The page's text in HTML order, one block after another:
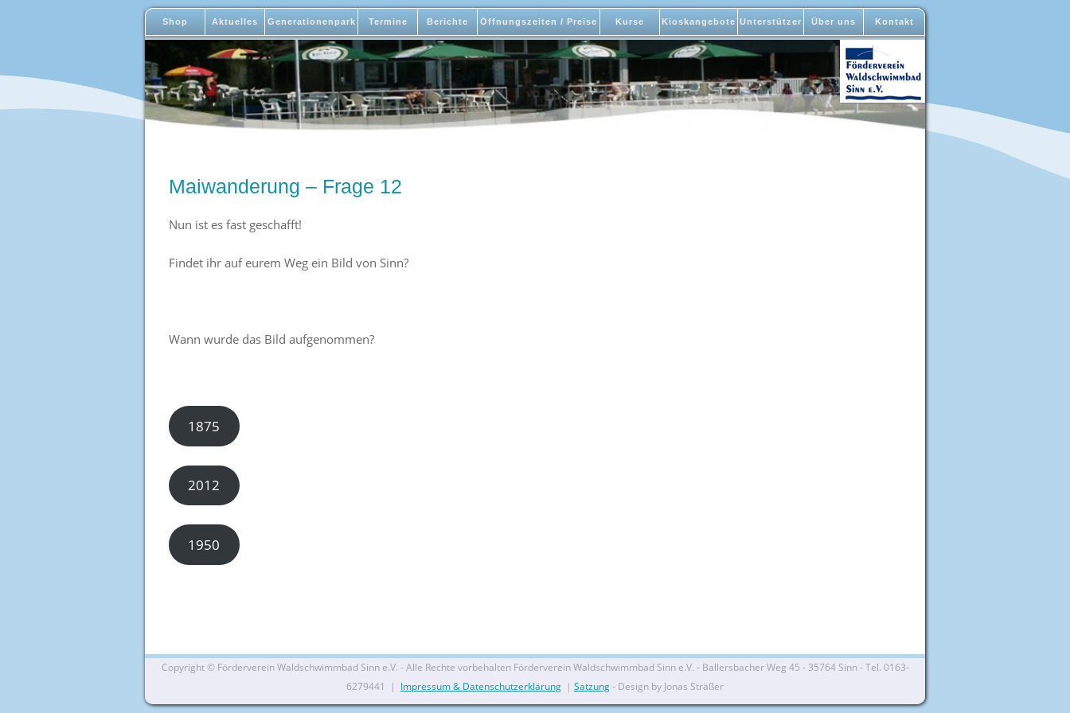
Shop Aktuelles Generationenpark Termine Berichte Öffnungszeiten / Preise Kurse Kioskangebote Unterstützer Über uns Kontakt
Maiwanderung – Frage 12
Nun ist es fast geschafft!
Findet ihr auf eurem Weg ein Bild von Sinn?
Wann wurde das Bild aufgenommen?
1875
2012
1950
Copyright © Förderverein Waldschwimmbad Sinn e.V. - Alle Rechte vorbehalten Förderverein Waldschwimmbad Sinn e.V. - Ballersbacher Weg 45 - 35764 Sinn - Tel. 0163-
6279441 | Impressum & Datenschutzerklärung | Satzung- Design by Jonas Sträßer